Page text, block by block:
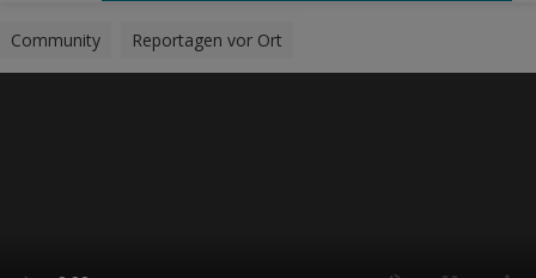
Community Reportagen vor Ort